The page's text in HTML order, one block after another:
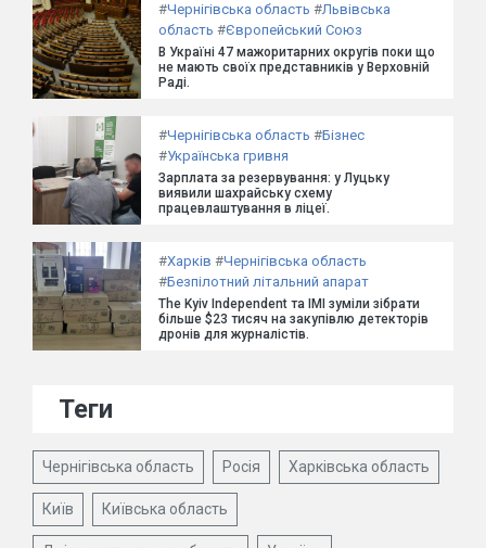
#Чернігівська область #Львівська
область #Європейський Союз
В Україні 47 мажоритарних округів поки що
не мають своїх представників у Верховній
Раді.
#Чернігівська область #Бізнес
#Українська гривня
Зарплата за резервування: у Луцьку
виявили шахрайську схему
працевлаштування в ліцеї.
#Харків #Чернігівська область
#Безпілотний літальний апарат
The Kyiv Independent та ІМІ зуміли зібрати
більше $23 тисяч на закупівлю детекторів
дронів для журналістів.
Теги
Чернігівська область Росія Харківська область
Київ Київська область